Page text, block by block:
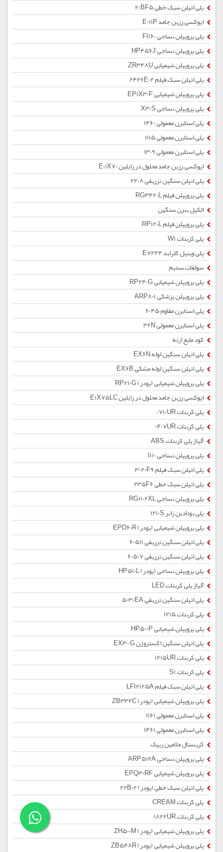
پلی اتیلن سبک خطی 20BF5
اپوکسی رزین جامد E011P
پلی پروپیلن نساجی FI160
پلی پروپیلن نساجی HP456J
پلی پروپیلن شیمیایی ZR348U
پلی اتیلن سبک فیلم 2426E02
پلی پروپیلن شیمیایی EP1X30F
پلی پروپیلن نساجی X30S
پلی استایرن معمولی 1460
پلی استایرن معمولی 1115
پلی استایرن معمولی 1309
اپوکسی رزین جامد محلول در زایلین E01X70
پلی اتیلن سنگین تزریقی 2208
پلی پروپیلن فیلم RG3420L
الکیل بنزن سنگین
پلی پروپیلن فیلم RP120L
پلی کربنات W1
پلی وینیل کلراید E7244
سولفات سدیم
پلی پروپیلن شیمیایی RP240G
پلی پروپیلن پزشکی ARP801
پلی استایرن مقاوم 6045
پلی استایرن معمولی 32N
کود مایع ازته
پلی اتیلن سنگین لوله EX6N
پلی اتیلن سنگین لوله مشکی EX6B
پلی پروپیلن شیمیایی (پودر) RP210G
اپوکسی رزین جامد محلول در زایلین E1X75LC
پلی کربنات 0710UR
پلی کربنات 0407UR
آلیاژ پلی کربنات ABS
پلی پروپیلن نساجی I110
پلی اتیلن سبک فیلم 3020F9
پلی اتیلن سبک خطی 235F6
پلی پروپیلن نساجی RG1102XL
پلی بوتادین رابر 1210S
پلی پروپیلن شیمیایی (پودر) EPD60R
پلی اتیلن سنگین تزریقی 60511
پلی اتیلن سنگین تزریقی 60507
پلی پروپیلن نساجی (پودر) HP510L
آلیاژ پلی کربنات LED
پلی اتیلن سنگین تزریقی 5030EA
پلی کربنات 1215
پلی پروپیلن شیمیایی HP500P
پلی اتیلن سنگین اکستروژن EX3-G
پلی کربنات 1215UR
پلی کربنات S1
پلی اتیلن سبک فیلم LFI2125A
پلی پروپیلن شیمیایی (پودر) ZB332C
پلی استایرن معمولی 1161
پلی استایرن معمولی 1461
کریستال ملامین ریپک
پلی پروپیلن نساجی ARP512A
پلی پروپیلن شیمیایی EPQ30RF
پلی اتیلن سبک خطی (پودر) 22B02
پلی کربنات CREAM
پلی کربنات 1822UR
پلی پروپیلن شیمیایی (پودر) ZH500M
پلی پروپیلن شیمیایی (پودر) ZB548R